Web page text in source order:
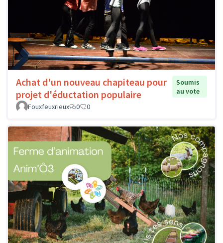
Achat d'un nouveau chapiteau pour
projet d'éductation populaire
Soumis
au vote
Fouxfeuxrieux
0 0